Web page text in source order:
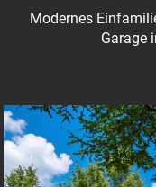
Modernes
Garage